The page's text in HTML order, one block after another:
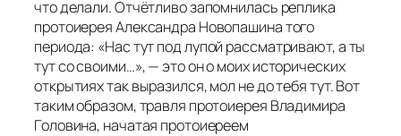
что делали. Отчётливо запомнилась реплика
протоиерея Александра Новопашина того
периода: «Нас тут под лупой рассматривают, а ты
тут со своими…»,— это он о моих исторических
открытиях так выразился, мол не до тебя тут. Вот
таким образом, травля протоиерея Владимира
Головина, начатая протоиереем